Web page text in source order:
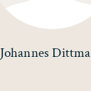
Johannes